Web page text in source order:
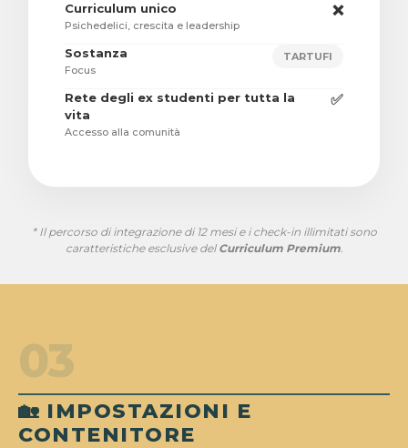
Curriculum unico
Psichedelici, crescita e leadership
❌
Sostanza
Focus
TARTUFI
Rete degli ex studenti per tutta la
vita
Accesso alla comunità
✅
* Il percorso di integrazione di 12 mesi e i check-in illimitati sono
caratteristiche esclusive del Curriculum Premium.
03
🏡 IMPOSTAZIONI E
CONTENITORE